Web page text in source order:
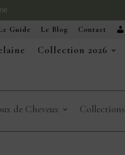
Guide Le Blog Contact
Collection 2026
de Cheveux Collections